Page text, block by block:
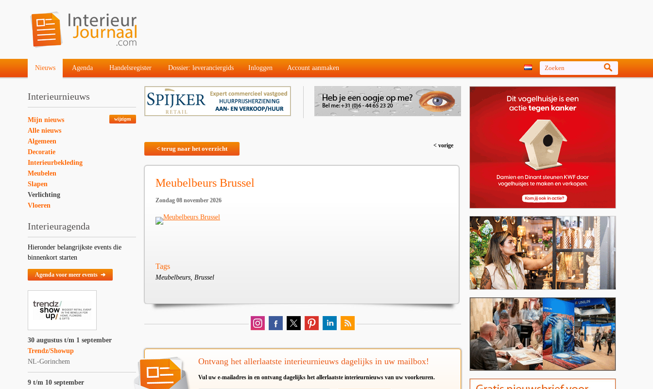
Nieuws Agenda Handelsregister Dossier: leveranciergids Inloggen Account aanmaken
Interieurnieuws
wijzigen
Mijn nieuws
Alle nieuws
Algemeen
Decoratie
Interieurbekleding
Meubelen
Slapen
Verlichting
Vloeren
Interieuragenda
Hieronder belangrijkste events die
binnenkort starten
Agenda voor meer events ➔
30 augustus t/m 1 september
Trendz/Showup
NL-Gorinchem
9 t/m 10 september
< terug naar het overzicht < vorige
Meubelbeurs Brussel
Zondag 08 november 2026
Tags
Meubelbeurs, Brussel
Ontvang het allerlaatste interieurnieuws dagelijks in uw mailbox!
Vul uw e-mailadres in en ontvang dagelijks het allerlaatste interieurnieuws van uw voorkeuren.